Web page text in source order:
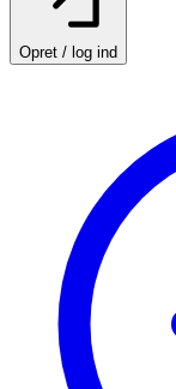
Opret / log ind